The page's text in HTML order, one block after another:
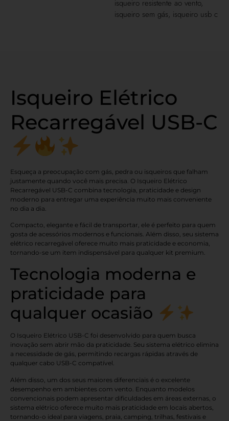
isqueiro resistente ao vento,
isqueiro sem gás, isqueiro usb c
Isqueiro Elétrico
Recarregável USB-C
Esqueça a preocupação com gás, pedra ou isqueiros que falham
justamente quando você mais precisa. O Isqueiro Elétrico
Recarregável USB-C combina tecnologia, praticidade e design
moderno para entregar uma experiência muito mais conveniente
no dia a dia.
Compacto, elegante e fácil de transportar, ele é perfeito para quem
gosta de acessórios modernos e funcionais. Além disso, seu sistema
elétrico recarregável oferece muito mais praticidade e economia,
tornando-se um item indispensável para qualquer kit premium.
Tecnologia moderna e
praticidade para
qualquer ocasião
O Isqueiro Elétrico USB-C foi desenvolvido para quem busca
inovação sem abrir mão da praticidade. Seu sistema elétrico elimina
a necessidade de gás, permitindo recargas rápidas através de
qualquer cabo USB-C compatível.
Além disso, um dos seus maiores diferenciais é o excelente
desempenho em ambientes com vento. Enquanto modelos
convencionais podem apresentar dificuldades em áreas externas, o
sistema elétrico oferece muito mais praticidade em locais abertos,
tornando-o ideal para viagens, praia, camping, trilhas, festivais e